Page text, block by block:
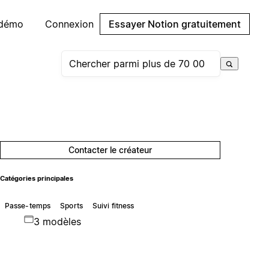
Connexion Essayer Notion gratuitement
Contacter le créateur
Catégories principales
Passe-temps Sports Suivi fitness
3 modèles